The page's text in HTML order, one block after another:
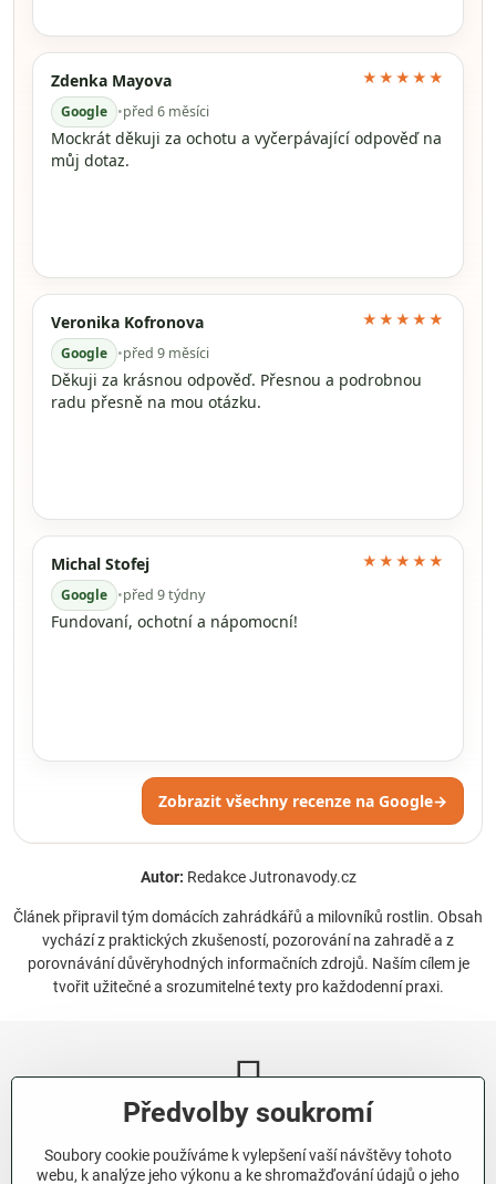
Zdenka Mayova
Google •před 6 měsíci
★★★★★
Mockrát děkuji za ochotu a vyčerpávající odpověď na
můj dotaz.
Veronika Kofronova
Google •před 9 měsíci
★★★★★
Děkuji za krásnou odpověď. Přesnou a podrobnou
radu přesně na mou otázku.
Michal Stofej
Google •před 9 týdny
★★★★★
Fundovaní, ochotní a nápomocní!
Zobrazit všechny recenze na Google→
Autor: Redakce Jutronavody.cz
Článek připravil tým domácích zahrádkářů a milovníků rostlin. Obsah
vychází z praktických zkušeností, pozorování na zahradě a z
porovnávání důvěryhodných informačních zdrojů. Naším cílem je
tvořit užitečné a srozumitelné texty pro každodenní praxi.
Newsletter
Odebírat naše novinky:
Předvolby soukromí
Soubory cookie používáme k vylepšení vaší návštěvy tohoto
webu, k analýze jeho výkonu a ke shromažďování údajů o jeho